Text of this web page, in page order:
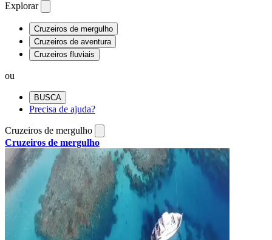
Explorar
Cruzeiros de mergulho
Cruzeiros de aventura
Cruzeiros fluviais
ou
BUSCA
Precisa de ajuda?
Cruzeiros de mergulho
Cruzeiros de mergulho